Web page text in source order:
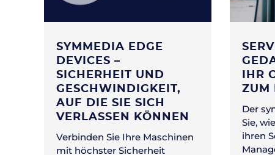
SYMMEDIA EDGE
DEVICES –
SICHERHEIT UND
GESCHWINDIGKEIT,
AUF DIE SIE SICH
VERLASSEN KÖNNEN
Verbinden Sie Ihre Maschinen
mit höchster Sicherheit
IHR
ZUM
Der
Sie,
ihren